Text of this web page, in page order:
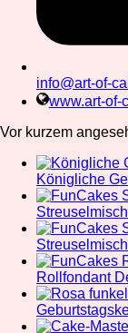
info@art-of-
www.art-of-
Vor kurzem
Königliche
Rollfondant